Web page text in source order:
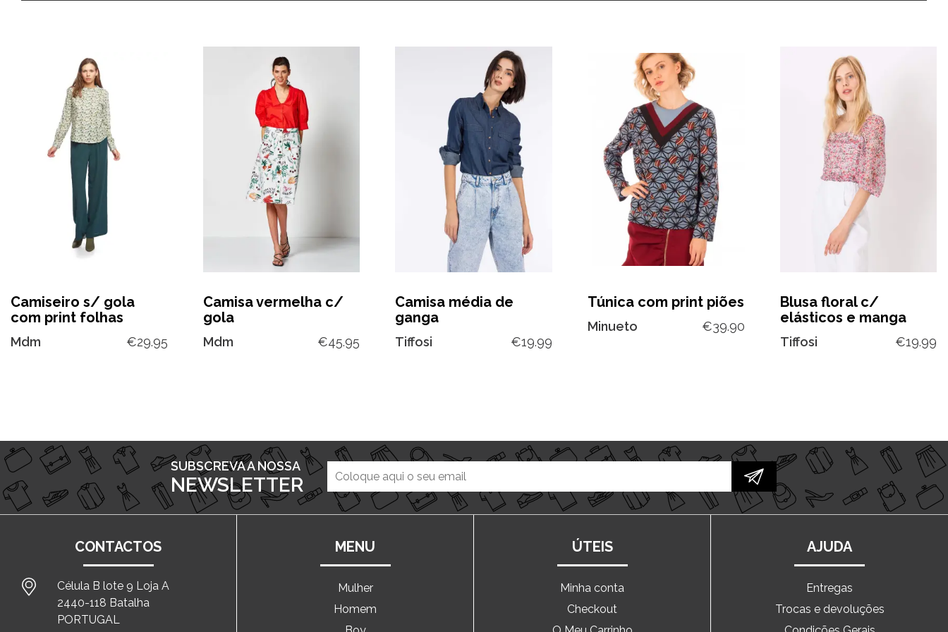
Camiseiro s/ gola
com print folhas
Mdm €29.95
Camisa vermelha c/
gola
Mdm €45.95
Camisa média de
ganga
Tiffosi €19.99
Túnica com print piões
Minueto €39.90
Blusa floral c/
elásticos e manga
Tiffosi €19.99
SUBSCREVA A NOSSA
NEWSLETTER
CONTACTOS
Célula B lote 9 Loja A
2440-118 Batalha
PORTUGAL
MENU
Mulher
Homem
ÚTEIS
Minha conta
Checkout
AJUDA
Entregas
Trocas e devoluções